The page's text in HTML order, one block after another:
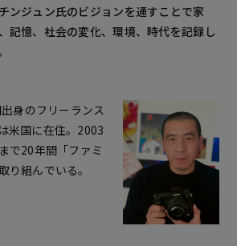
ンジュン氏のビジョンを通すことで家
記憶、社会の変化、環境、時代を記録し
身のフリーランス
米国に在住。2003
で20年間「ファミ
り組んでいる。